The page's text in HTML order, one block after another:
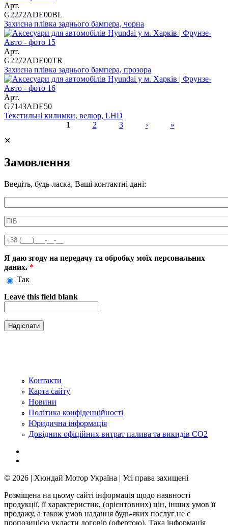
Арт.
G2272ADE00BL
Захисна плівка заднього бампера, чорна
Арт.
G2272ADE00TR
Захисна плівка заднього бампера, прозора
Арт.
G7143ADE50
Текстильні килимки, велюр, LHD
Сторінки
1 2 3 ›
»
✕
Замовлення
Введіть, будь-ласка, Ваші контактні дані:
ПІБ
Телефон
Я даю згоду на передачу та обробку моїх персональних
даних. *
Так
Leave this field blank
Контакти
Карта сайту
Новини
Політика конфіденційності
Юридична інформація
Довідник офіційних витрат палива та викидів СО2
© 2026 | Хюндай Мотор Україна | Усі права захищені
Розміщена на цьому сайті інформація щодо наявності
продукції, її характеристик, (орієнтовних) цін, інших умов її
продажу, а також умов надання будь-яких послуг не є
пропозицією укласти договір (офертою). Така інформація